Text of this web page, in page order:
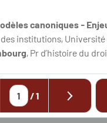
canoniques -
des institutions,
, Pr d’histoire du
/1